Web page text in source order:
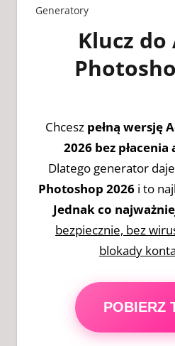
Generatory
Klucz do
Chcesz pełną wersję
2026 bez
Dlatego generator daje
Photoshop 2026i to
Jednak co
bezpiecznie, bez
blokady
POBIERZ